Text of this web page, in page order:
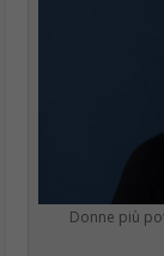
Donne più